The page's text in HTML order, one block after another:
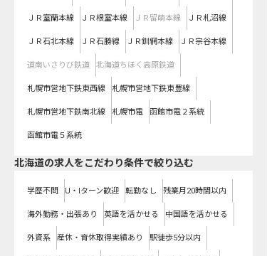
ＪＲ室蘭本線 ＪＲ根室本線 ＪＲ留萌本線 ＪＲ札沼線
ＪＲ石北本線 ＪＲ石勝線 ＪＲ釧網本線 ＪＲ宗谷本線
道南いさりび鉄道 北海道ちほく高原鉄道
札幌市営地下鉄東西線 札幌市営地下鉄東豊線
札幌市営地下鉄南北線 札幌市電 函館市電２系統
函館市電５系統
北海道の求人をこだわり条件で絞り込む
学歴不問 U・Iターン歓迎 転勤なし 残業月20時間以内
海外勤務・出張あり 英語を活かせる 中国語を活かせる
外資系 産休・育休取得実績あり 駅徒歩5分以内